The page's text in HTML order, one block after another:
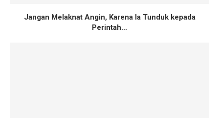
Jangan Melaknat Angin, Karena Ia Tunduk kepada
Perintah...